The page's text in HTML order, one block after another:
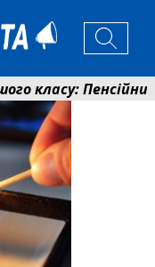
класу: Пенсійний
компенсацій